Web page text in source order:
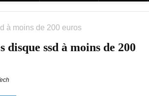
à moins de 200 euros
ssd à moins de 200